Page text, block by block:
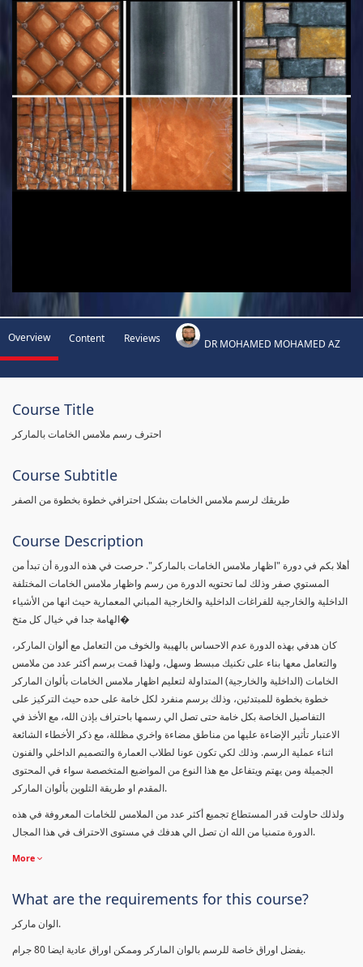
Overview Content Reviews DR MOHAMED MOHAMED AZ
Course Title
احترف رسم ملامس الخامات بالماركر
Course Subtitle
طريقك لرسم ملامس الخامات بشكل احترافي خطوة بخطوة من الصفر
Course Description
أهلا بكم في دورة "اظهار ملامس الخامات بالماركر". حرصت في هذه الدورة أن تبدأ من
المستوي صفر وذلك لما تحتويه الدورة من رسم واظهار ملامس الخامات المختلفة
الداخلية والخارجية للفراغات الداخلية والخارجية المباني المعمارية حيث انها من الأشياء
الهامة جدا في خيال كل متخ�
كان هدفي بهذه الدورة عدم الاحساس بالهيبة والخوف من التعامل مع ألوان الماركر،
والتعامل معها بناء على تكنيك مبسط وسهل، ولهذا قمت برسم أكثر عدد من ملامس
الخامات (الداخلية والخارجية) المتداولة لتعليم اظهار ملامس الخامات بألوان الماركر
خطوة بخطوة للمبتدئين، وذلك برسم منفرد لكل خامة على حده حيث التركيز على
التفاصيل الخاصة بكل خامة حتى تصل الي رسمها باحتراف بإذن الله، مع الأخذ في
الاعتبار تأثير الإضاءة عليها من مناطق مضاءة واخري مظللة، مع ذكر الأخطاء الشائعة
اثناء عملية الرسم. وذلك لكي تكون عونا لطلاب العمارة والتصميم الداخلي والفنون
الجميلة ومن يهتم ويتفاعل مع هذا النوع من المواضيع المتخصصة سواء في المحتوى
المقدم او طريقة التلوين بألوان الماركر.
ولذلك حاولت قدر المستطاع تجميع أكثر عدد من الملامس للخامات المعروفة في هذه
الدورة متمنيا من الله ان تصل الي هدفك في مستوى الاحتراف في هذا المجال.
More
What are the requirements for this course?
الوان ماركر.
يفضل اوراق خاصة للرسم بالوان الماركر وممكن اوراق عادية ايضا 80 جرام.